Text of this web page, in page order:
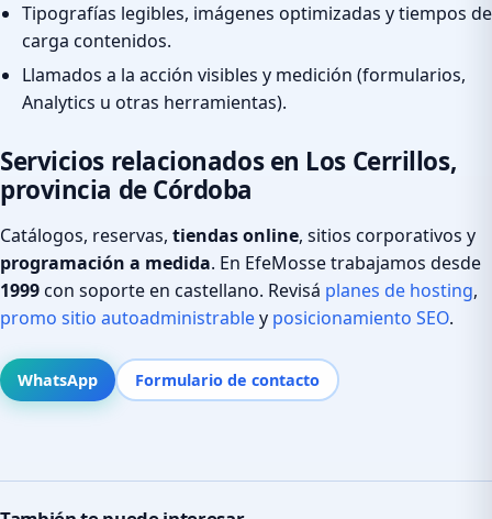
Tipografías legibles, imágenes optimizadas y tiempos de
carga contenidos.
Llamados a la acción visibles y medición (formularios,
Analytics u otras herramientas).
Servicios relacionados en Los Cerrillos,
provincia de Córdoba
Catálogos, reservas, tiendas online, sitios corporativos y
programación a medida. En EfeMosse trabajamos desde
1999con soporte en castellano. Revisá planes de hosting,
promo sitio autoadministrabley posicionamiento SEO.
WhatsApp Formulario de contacto